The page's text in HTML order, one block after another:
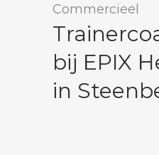
Commercieel
bij EPIX
in